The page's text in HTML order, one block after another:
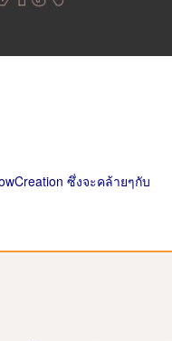
ซึ่งจะคล้ายๆกับ